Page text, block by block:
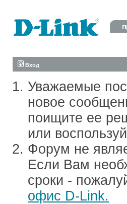
Вход
Уважаемые
новое
поищите ее
или
Форум не
Если Вам
сроки -
офис D-Link.